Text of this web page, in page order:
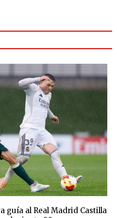
guía al Real Madrid Castilla